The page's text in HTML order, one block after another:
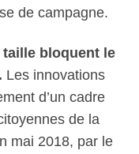
de campagne.
taille bloquent le
Les innovations
d’un cadre
de la
mai 2018, par le